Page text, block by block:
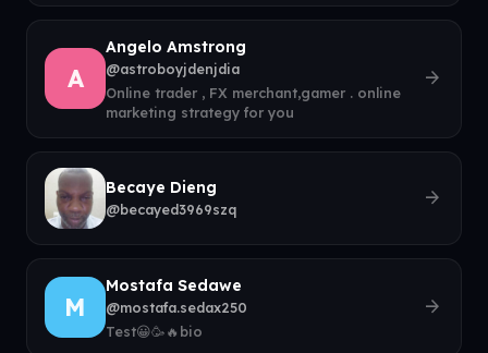
A
Angelo Amstrong
@astroboyjdenjdia
Online trader , FX merchant,gamer . online
marketing strategy for you
arrow_forward
Becaye Dieng
@becayed3969szq arrow_forward
M
Mostafa Sedawe
@mostafa.sedax250
Test😀🥳🔥bio
arrow_forward